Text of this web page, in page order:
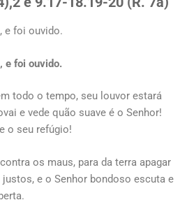
e foi ouvido.
e foi ouvido.
todo o tempo, seu louvor estará
e vede quão suave é o Senhor!
o seu refúgio!
os maus, para da terra apagar
e o Senhor bondoso escuta e